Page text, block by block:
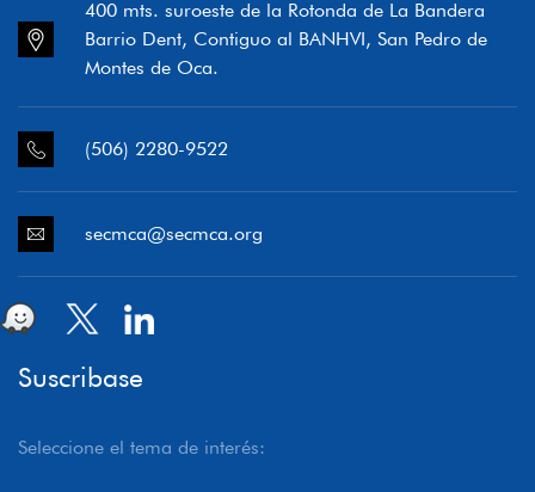
400 mts. suroeste de la Rotonda de La Bandera
Barrio Dent, Contiguo al BANHVI, San Pedro de
Montes de Oca.
(506) 2280-9522
secmca@secmca.org
Suscribase
Seleccione el tema de interés: